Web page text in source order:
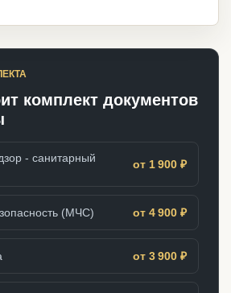
комплект документов
- санитарный
от 1 900 ₽
(МЧС) от 4 900 ₽
от 3 900 ₽